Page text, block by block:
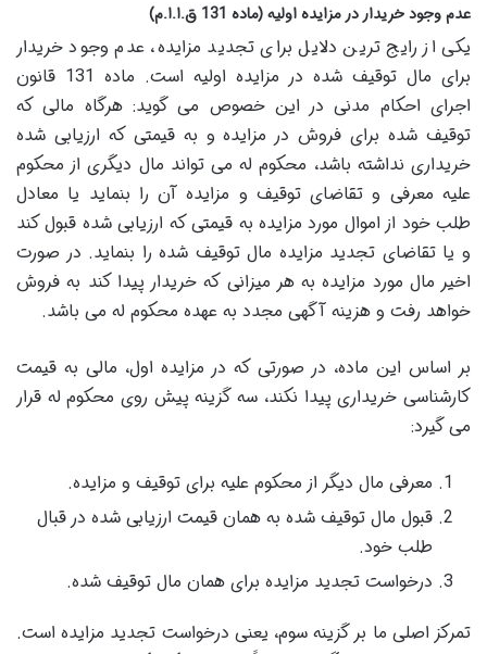
عدم وجود خریدار در مزایده اولیه (ماده 131 ق.ا.ا.م)
یکی از رایج ترین دلایل برای تجدید مزایده، عدم وجود خریدار
برای مال توقیف شده در مزایده اولیه است. ماده 131 قانون
اجرای احکام مدنی در این خصوص می گوید: هرگاه مالی که
توقیف شده برای فروش در مزایده و به قیمتی که ارزیابی شده
خریداری نداشته باشد، محکوم له می تواند مال دیگری از محکوم
علیه معرفی و تقاضای توقیف و مزایده آن را بنماید یا معادل
طلب خود از اموال مورد مزایده به قیمتی که ارزیابی شده قبول کند
و یا تقاضای تجدید مزایده مال توقیف شده را بنماید. در صورت
اخیر مال مورد مزایده به هر میزانی که خریدار پیدا کند به فروش
خواهد رفت و هزینه آگهی مجدد به عهده محکوم له می باشد.
بر اساس این ماده، در صورتی که در مزایده اول، مالی به قیمت
کارشناسی خریداری پیدا نکند، سه گزینه پیش روی محکوم له قرار
می گیرد:
معرفی مال دیگر از محکوم علیه برای توقیف و مزایده.
قبول مال توقیف شده به همان قیمت ارزیابی شده در قبال
طلب خود.
درخواست تجدید مزایده برای همان مال توقیف شده.
تمرکز اصلی ما بر گزینه سوم، یعنی درخواست تجدید مزایده است.